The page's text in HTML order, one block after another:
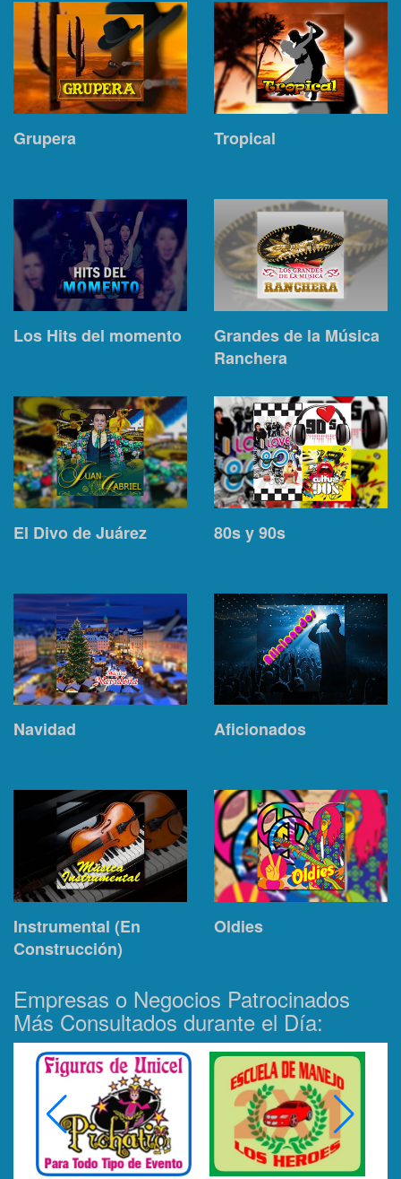
Grupera Tropical
Los Hits del momento
Grandes de la Música
Ranchera
El Divo de Juárez 80s y 90s
Navidad Aficionados
Instrumental (En
Construcción)
Oldies
Empresas o Negocios Patrocinados
Más Consultados durante el Día: